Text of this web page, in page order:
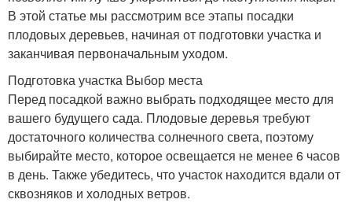
В этой статье мы рассмотрим все этапы посадки
плодовых деревьев, начиная от подготовки участка и
заканчивая первоначальным уходом.
Подготовка участка Выбор места
Перед посадкой важно выбрать подходящее место для
вашего будущего сада. Плодовые деревья требуют
достаточного количества солнечного света, поэтому
выбирайте место, которое освещается не менее 6 часов
в день. Также убедитесь, что участок находится вдали от
сквозняков и холодных ветров.